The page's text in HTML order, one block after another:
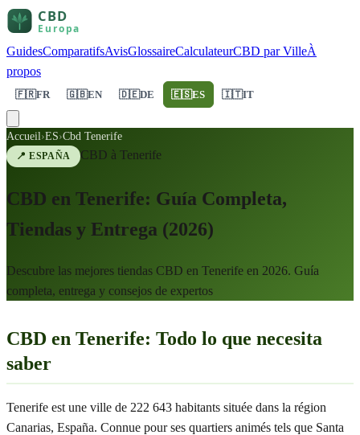
GuidesComparatifsAvisGlossaireCalculateurCBD par VilleÀ
propos
🇫🇷FR 🇬🇧EN 🇩🇪DE 🇪🇸ES 🇮🇹IT
Accueil›ES›Cbd Tenerife
📍ESPAÑA CBD à Tenerife
CBD en Tenerife: Guía Completa,
Tiendas y Entrega (2026)
Descubre las mejores tiendas CBD en Tenerife en 2026. Guía
completa, entrega y consejos de expertos
CBD en Tenerife: Todo lo que necesita
saber
Tenerife est une ville de 222 643 habitants située dans la région
Canarias, España. Connue pour ses quartiers animés tels que Santa